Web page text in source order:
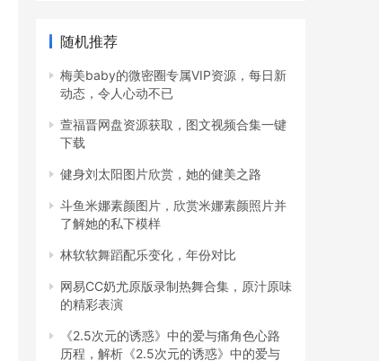
随机推荐
梅美baby的微密圈专属VIP资源，每日新
动态，令人心动不已
萱福晋网盘资源获取，图文视频合集一键
下载
健身刘太阳图片欣赏，她的健美之路
斗鱼米娜素颜图片，欣赏米娜素颜照片并
了解她的私下模样
林软软舞蹈配乐变化，年份对比
网易CC奶尤原版录制热舞合集，原汁原味
的精彩表演
《2.5次元的诱惑》中的爱与痛角色心路
历程，解析《2.5次元的诱惑》中的爱与